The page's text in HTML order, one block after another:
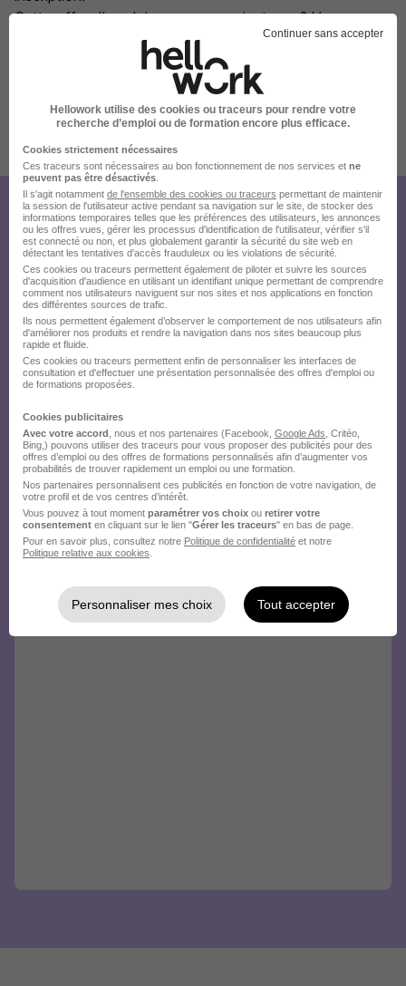
Cette offre d'emploi ne vous convient pas ? Vous
trouverez sûrement votre bonheur parmi nos milliers
d'offres d'emploi disponibles sur notre site
Publiée le 08/08/2026 - Réf : 5724299
Créez votre compte Hellowork et
envoyez votre candidature !
Continuer sans accepter
Hellowork utilise des cookies ou traceurs pour rendre votre
recherche d’emploi ou de formation encore plus efficace.
Cookies strictement nécessaires
Ces traceurs sont nécessaires au bon fonctionnement de nos services et ne
peuvent pas être désactivés
Il s'agit notamment de l'ensemble des cookies ou traceurs permettant de maintenir
la session de l'utilisateur active pendant sa navigation sur le site, de stocker des
informations temporaires telles que les préférences des utilisateurs, les annonces
ou les offres vues, gérer les processus d'identification de l'utilisateur, vérifier s'il
est connecté ou non, et plus globalement garantir la sécurité du site web en
détectant les tentatives d'accès frauduleux ou les violations de sécurité.
Ces cookies ou traceurs permettent également de piloter et suivre les sources
d'acquisition d'audience en utilisant un identifiant unique permettant de comprendre
comment nos utilisateurs naviguent sur nos sites et nos applications en fonction
des différentes sources de trafic.
Ils nous permettent également d’observer le comportement de nos utilisateurs afin
d'améliorer nos produits et rendre la navigation dans nos sites beaucoup plus
rapide et fluide.
Ces cookies ou traceurs permettent enfin de personnaliser les interfaces de
consultation et d'effectuer une présentation personnalisée des offres d'emploi ou
de formations proposées.
Cookies publicitaires
Avec votre accord , nous et nos partenaires (Facebook, Google Ads , Critéo,
Bing,) pouvons utiliser des traceurs pour vous proposer des publicités pour des
offres d’emploi ou des offres de formations personnalisés afin d’augmenter vos
probabilités de trouver rapidement un emploi ou une formation.
Nos partenaires personnalisent ces publicités en fonction de votre navigation, de
votre profil et de vos centres d’intérêt.
Vous pouvez à tout moment paramétrer vos choix ou retirer votre
consentement en cliquant sur le lien "Gérer les traceurs" en bas de page.
Pour en savoir plus, consultez notre Politique de confidentialité et notre
Politique relative aux cookies
Personnaliser mes choix Tout accepter